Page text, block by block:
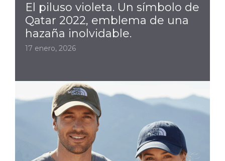
El piluso violeta. Un símbolo de
Qatar 2022, emblema de una
hazaña inolvidable.
17 enero, 2026